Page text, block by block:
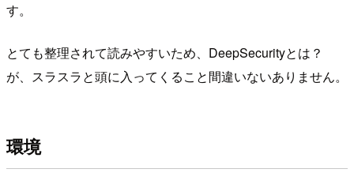
す。
とても整理されて読みやすいため、DeepSecurityとは？
が、スラスラと頭に入ってくること間違いないありません。
環境